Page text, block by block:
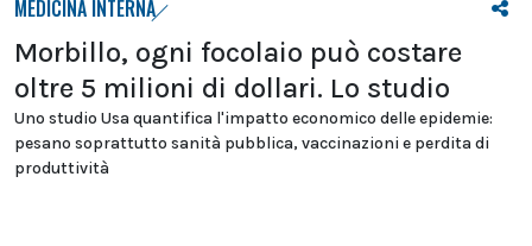
MEDICINA INTERNA
Morbillo, ogni focolaio può costare
oltre 5 milioni di dollari. Lo studio
Uno studio Usa quantifica l'impatto economico delle epidemie:
pesano soprattutto sanità pubblica, vaccinazioni e perdita di
produttività